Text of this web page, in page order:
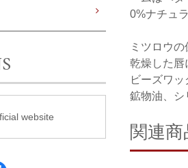
0%ナチュ
ミツロウ
乾燥した唇
ビーズワッ
鉱物油、シ
関連
website